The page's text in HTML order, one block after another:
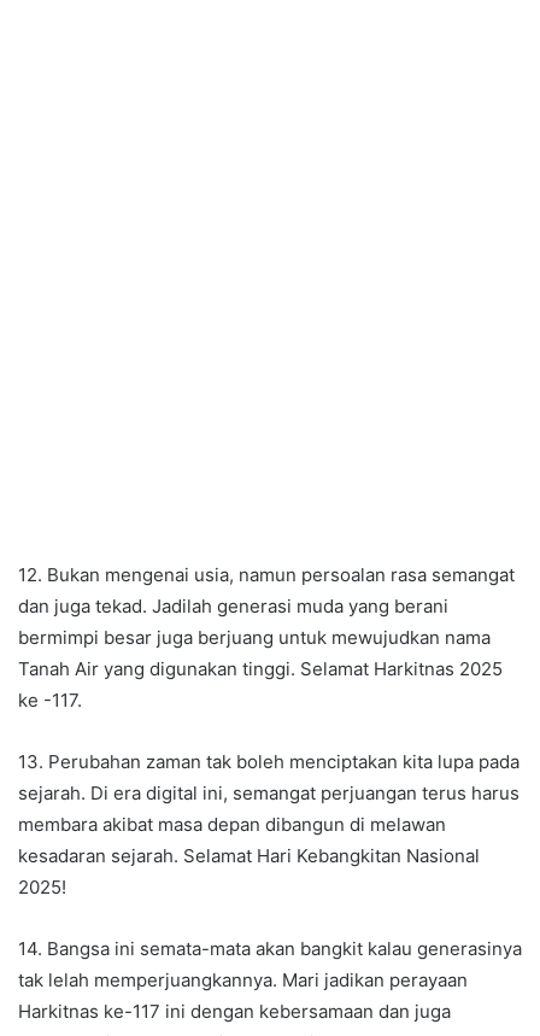
12. Bukan mengenai usia, namun persoalan rasa semangat
dan juga tekad. Jadilah generasi muda yang berani
bermimpi besar juga berjuang untuk mewujudkan nama
Tanah Air yang digunakan tinggi. Selamat Harkitnas 2025
ke -117.
13. Perubahan zaman tak boleh menciptakan kita lupa pada
sejarah. Di era digital ini, semangat perjuangan terus harus
membara akibat masa depan dibangun di melawan
kesadaran sejarah. Selamat Hari Kebangkitan Nasional
2025!
14. Bangsa ini semata-mata akan bangkit kalau generasinya
tak lelah memperjuangkannya. Mari jadikan perayaan
Harkitnas ke-117 ini dengan kebersamaan dan juga